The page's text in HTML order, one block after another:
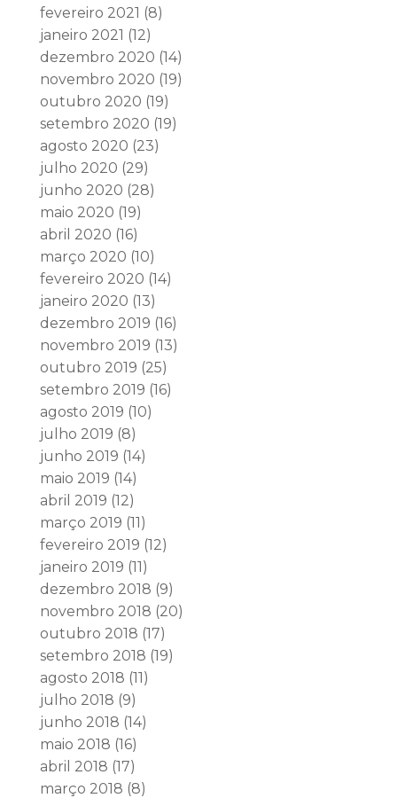
fevereiro 2021 (8)
janeiro 2021 (12)
dezembro 2020 (14)
novembro 2020 (19)
outubro 2020 (19)
setembro 2020 (19)
agosto 2020 (23)
julho 2020 (29)
junho 2020 (28)
maio 2020 (19)
abril 2020 (16)
março 2020 (10)
fevereiro 2020 (14)
janeiro 2020 (13)
dezembro 2019 (16)
novembro 2019 (13)
outubro 2019 (25)
setembro 2019 (16)
agosto 2019 (10)
julho 2019 (8)
junho 2019 (14)
maio 2019 (14)
abril 2019 (12)
março 2019 (11)
fevereiro 2019 (12)
janeiro 2019 (11)
dezembro 2018 (9)
novembro 2018 (20)
outubro 2018 (17)
setembro 2018 (19)
agosto 2018 (11)
julho 2018 (9)
junho 2018 (14)
maio 2018 (16)
abril 2018 (17)
março 2018 (8)